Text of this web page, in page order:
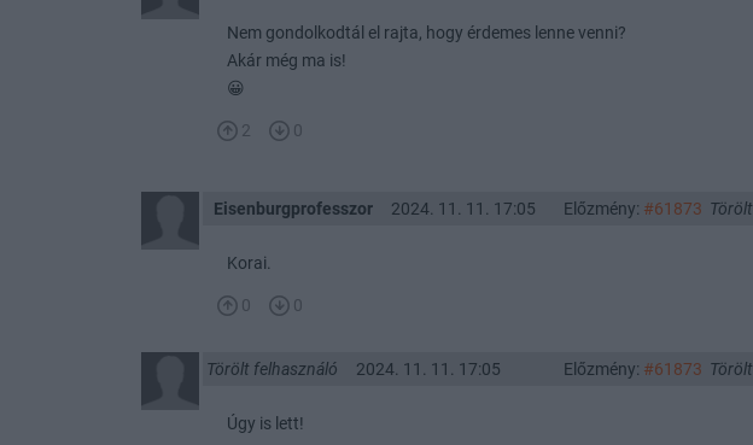
Nem gondolkodtál el rajta, hogy érdemes lenne venni?
Akár még ma is!
😀
2 0
Eisenburgprofesszor 2024. 11. 11. 17:05 Előzmény: #61873
Korai.
0 0
Törölt felhasználó 2024. 11. 11. 17:05 Előzmény: #61873
Úgy is lett!